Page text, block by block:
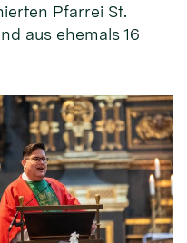
Pfarrei St.
aus ehemals 16